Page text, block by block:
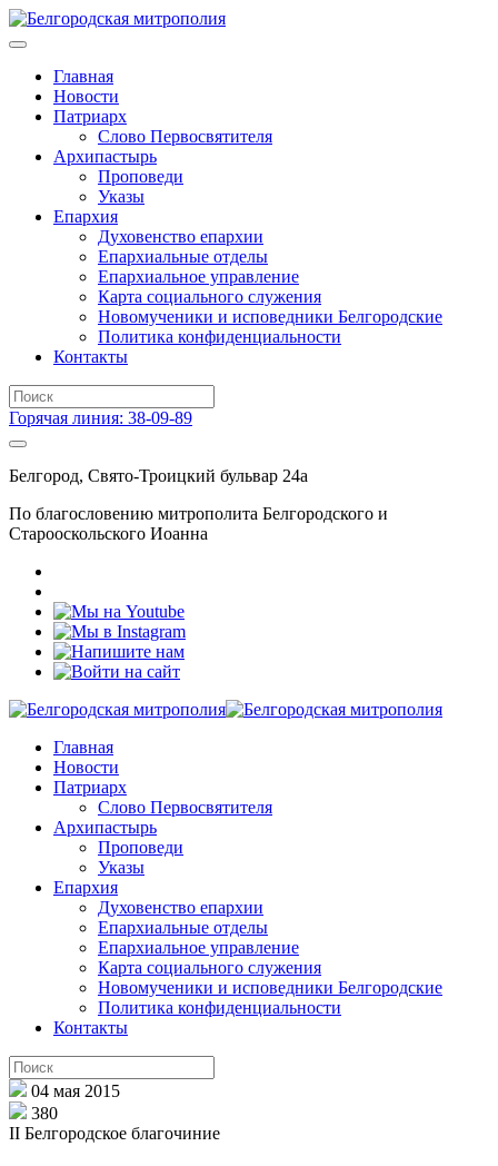
Главная
Новости
Патриарх
Слово Первосвятителя
Архипастырь
Проповеди
Указы
Епархия
Духовенство епархии
Епархиальные отделы
Епархиальное управление
Карта социального служения
Новомученики и исповедники Белгородские
Политика конфиденциальности
Контакты
Горячая линия: 38-09-89
Белгород, Свято-Троицкий бульвар 24а
По благословению митрополита Белгородского и
Старооскольского Иоанна
Главная
Новости
Патриарх
Слово Первосвятителя
Архипастырь
Проповеди
Указы
Епархия
Духовенство епархии
Епархиальные отделы
Епархиальное управление
Карта социального служения
Новомученики и исповедники Белгородские
Политика конфиденциальности
Контакты
04 мая 2015
380
II Белгородское благочиние